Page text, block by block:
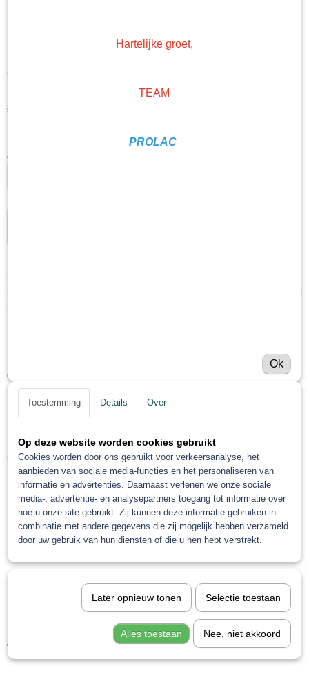
PPG Envirobase Mengkleur
€ 106,83
Aantal
411 1 Liter
Save
Ook interessant
PPG Envirobase T492 Additive 1L
€ 44,92
Hartelijke groet,
TEAM
PROLAC
Ok
Toestemming Details Over
Op deze website worden cookies gebruikt
Cookies worden door ons gebruikt voor verkeersanalyse, het
aanbieden van sociale media-functies en het personaliseren van
informatie en advertenties. Daarnaast verlenen we onze sociale
media-, advertentie- en analysepartners toegang tot informatie over
hoe u onze site gebruikt. Zij kunnen deze informatie gebruiken in
combinatie met andere gegevens die zij mogelijk hebben verzameld
door uw gebruik van hun diensten of die u hen hebt verstrekt.
Later opnieuw tonen Selectie toestaan
Alles toestaan Nee, niet akkoord